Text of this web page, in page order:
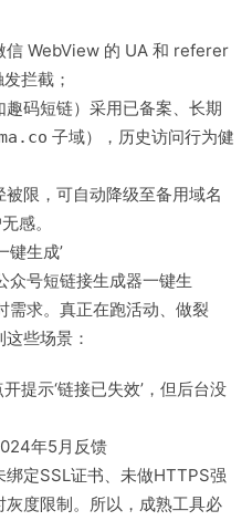
信 WebView 的 UA 和 referer
拦截；
趣码短链）采用已备案、长期
子域），历史访问行为健
被限，可自动降级至备用域名
感。
键生成’
众号短链接生成器一键生
求。真正在跑活动、做裂
些场景：
提示‘链接已失效’，但后台没
年5月反馈
定SSL证书、未做HTTPS强
度限制。所以，成熟工具必